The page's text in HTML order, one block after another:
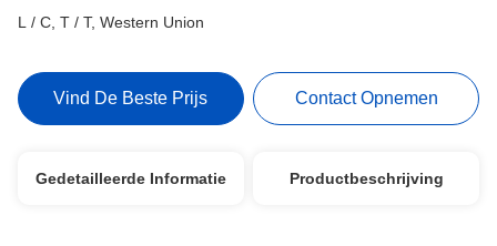
L / C, T / T, Western Union
Vind De Beste Prijs Contact Opnemen
Gedetailleerde Informatie Productbeschrijving